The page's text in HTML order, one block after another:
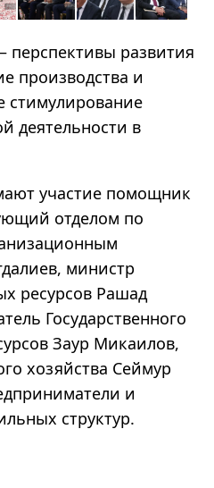
развития
производства и
стимулирование
деятельности в
участие помощник
отделом по
министр
ресурсов Рашад
Государственного
Заур Микаилов,
хозяйства Сеймур
и
структур.